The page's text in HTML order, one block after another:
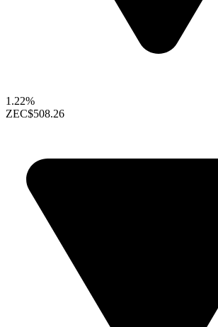
1.22%
ZEC$508.26